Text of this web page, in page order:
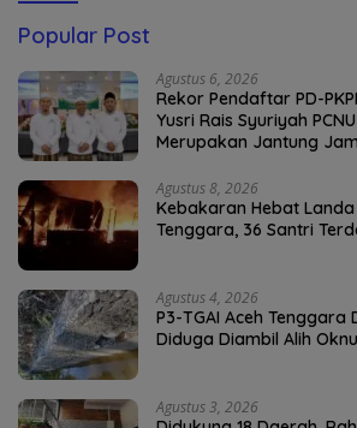
Popular Post
Agustus 6, 2026
Rekor Pendaftar PD-
Yusri Rais Syuriyah
Merupakan Jantung
Agustus 8, 2026
Kebakaran Hebat Landa
Tenggara, 36 Santri
Agustus 4, 2026
P3-TGAI Aceh Tenggara
Diduga Diambil Alih
Agustus 3, 2026